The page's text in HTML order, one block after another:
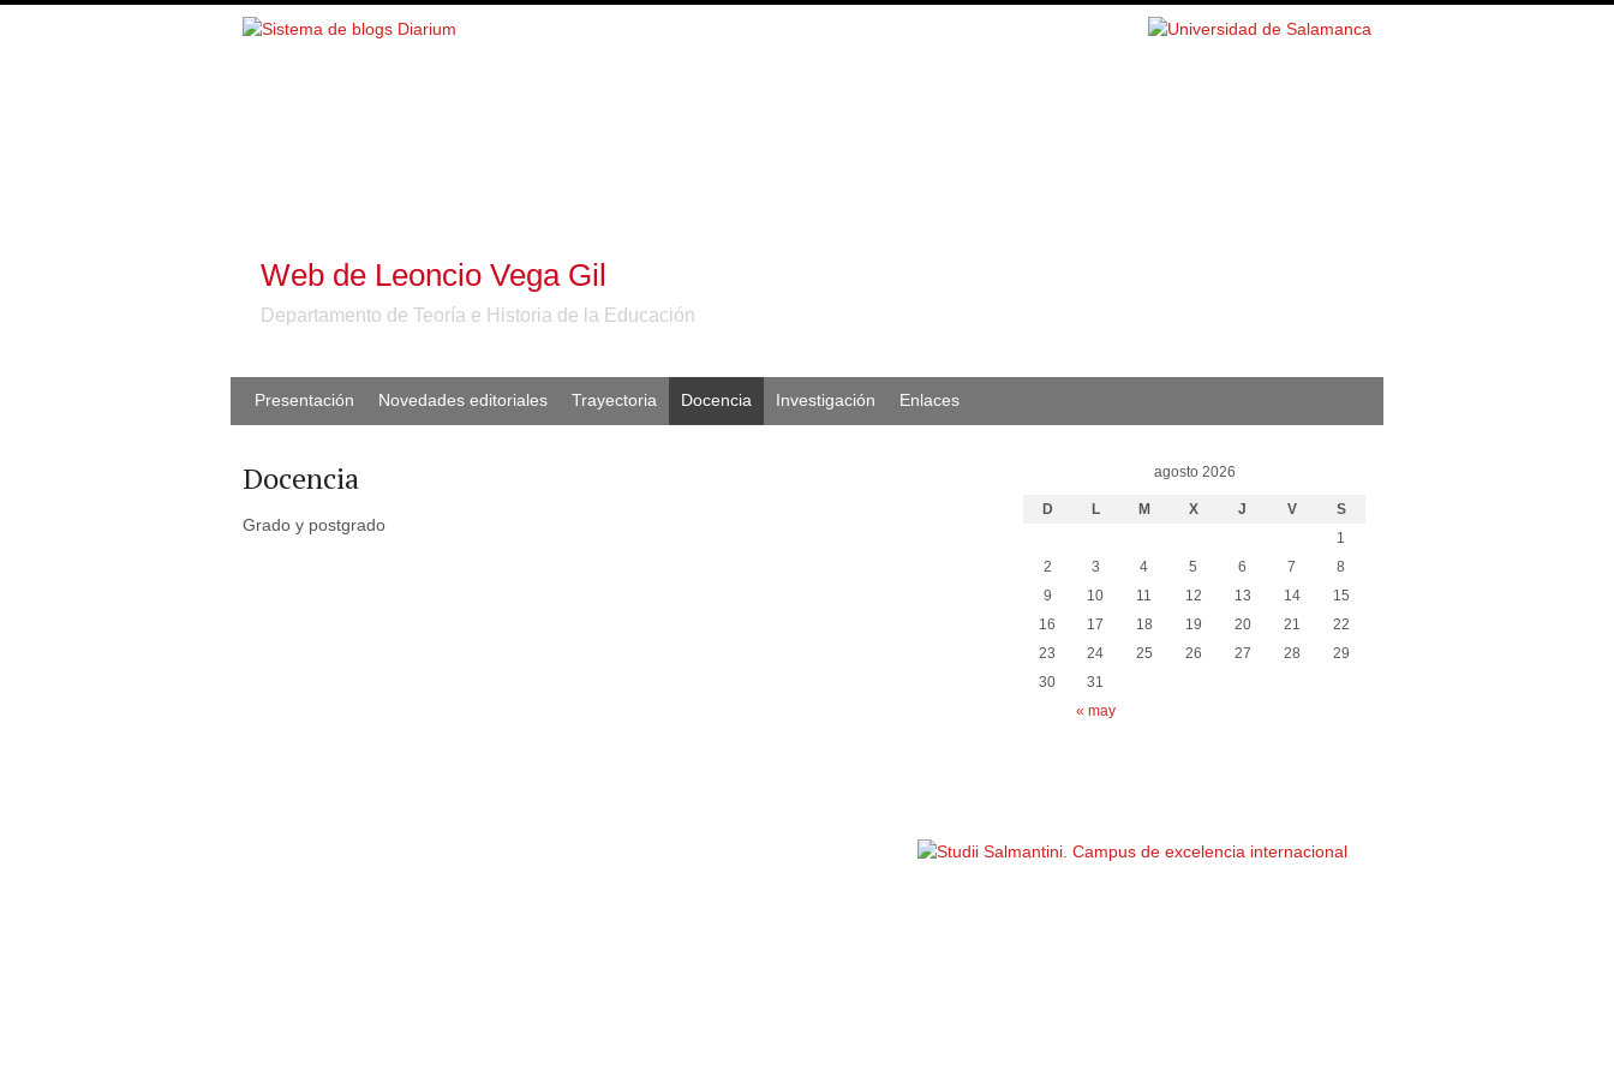
Web de Leoncio Vega Gil
Departamento de Teoría e Historia de la Educación
Presentación Novedades editoriales Trayectoria Docencia Investigación Enlaces
Docencia
Grado y postgrado
agosto 2026
D L M X J V S
« may
1
2
3 4 5 6 7
8
9
10 11 12 13 14
15
16
17 18 19 20 21
22
23
24 25 26 27 28
29
30
31